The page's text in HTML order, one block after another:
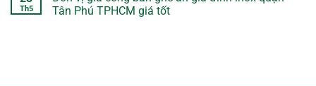
Th5
Tân Phú TPHCM giá tốt